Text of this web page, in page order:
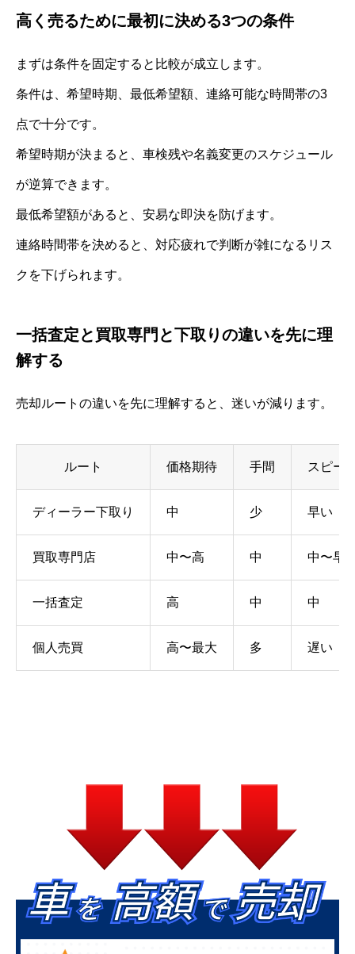
高く売るために最初に決める3つの条件
まずは条件を固定すると比較が成立します。
条件は、希望時期、最低希望額、連絡可能な時間帯の3
点で十分です。
希望時期が決まると、車検残や名義変更のスケジュール
が逆算できます。
最低希望額があると、安易な即決を防げます。
連絡時間帯を決めると、対応疲れで判断が雑になるリス
クを下げられます。
一括査定と買取専門と下取りの違いを先に理
解する
売却ルートの違いを先に理解すると、迷いが減ります。
ルート 価格期待 手間 スピー
ディーラー下取り 中 少 早い
買取専門店 中〜高 中 中〜早
一括査定 高 中 中
個人売買 高〜最大 多 遅い